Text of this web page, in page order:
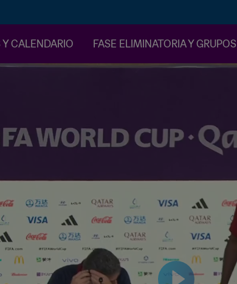
Y CALENDARIO FASE ELIMINATORIA Y GRUPOS